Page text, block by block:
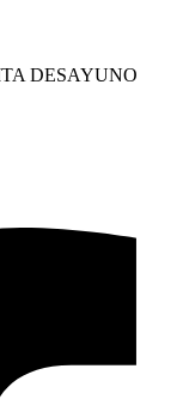
DESAYUNO